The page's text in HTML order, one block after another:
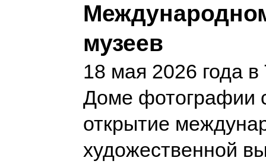
музеев
18 мая 2026 года
Доме фотографии
открытие
художественной